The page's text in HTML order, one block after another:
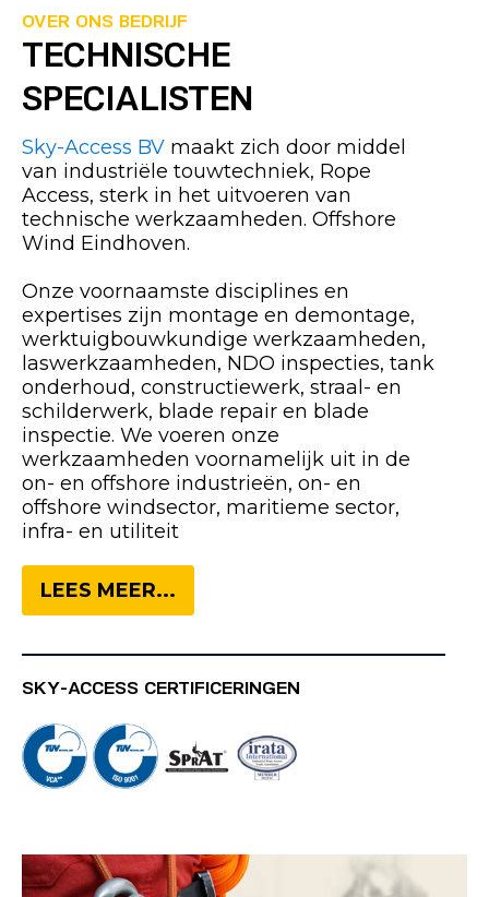
OVER ONS BEDRIJF
TECHNISCHE
SPECIALISTEN
Sky-Access BV maakt zich door middel
van industriële touwtechniek, Rope
Access, sterk in het uitvoeren van
technische werkzaamheden. Offshore
Wind Eindhoven.
Onze voornaamste disciplines en
expertises zijn montage en demontage,
werktuigbouwkundige werkzaamheden,
laswerkzaamheden, NDO inspecties, tank
onderhoud, constructiewerk, straal- en
schilderwerk, blade repair en blade
inspectie. We voeren onze
werkzaamheden voornamelijk uit in de
on- en offshore industrieën, on- en
offshore windsector, maritieme sector,
infra- en utiliteit
LEES MEER...
SKY-ACCESS CERTIFICERINGEN